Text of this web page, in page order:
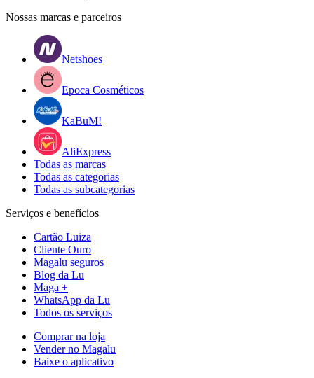
Nossas marcas e parceiros
Netshoes
Epoca Cosméticos
KaBuM!
AliExpress
Todas as marcas
Todas as categorias
Todas as subcategorias
Serviços e benefícios
Cartão Luiza
Cliente Ouro
Magalu seguros
Blog da Lu
Maga +
WhatsApp da Lu
Todos os serviços
Comprar na loja
Vender no Magalu
Baixe o aplicativo